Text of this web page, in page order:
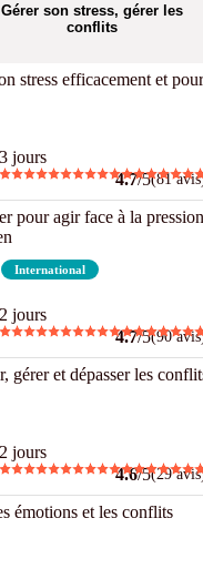
Gérer son stress, gérer les
conflits
stress efficacement et
3 jours
4.7/5(81
pour agir face à la
International
2 jours
4.7/5(90
gérer et dépasser les
2 jours
4.6/5(29
émotions et les conflits